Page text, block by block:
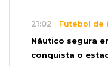
21:02 Futebol de
Náutico segura
conquista o